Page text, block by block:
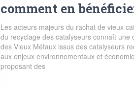
comment en
Les acteurs majeurs du rachat de vieux
du recyclage des catalyseurs connaît
des Vieux Métaux issus des catalyseurs
aux enjeux environnementaux et
proposant des